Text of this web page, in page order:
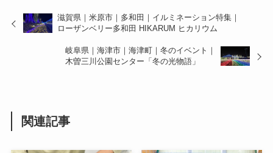
滋賀県｜米原市｜多和田｜イルミネーション特集｜
ローザンベリー多和田 HIKARUM ヒカリウム
岐阜県｜海津市｜海津町｜冬のイベント｜
木曽三川公園センター「冬の光物語」
関連記事